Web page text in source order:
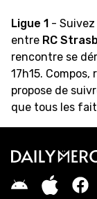
Ligue 1 -
entre RC
rencontre se
17h15.
propose de
que tous les